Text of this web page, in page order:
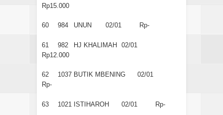
Rp15.000
60 984 UNUN 02/01 Rp-
61 982 HJ KHALIMAH
02/01
Rp12.000
62 1037 BUTIK MBENING
02/01
Rp-
63 1021 ISTIHAROH 02/01 Rp-